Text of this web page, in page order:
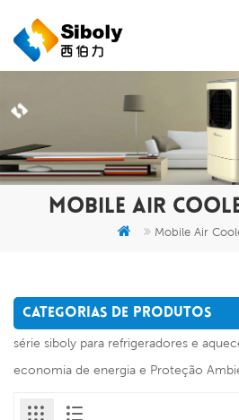
MOBILE AIR
Mobile Air
CATEGORIAS DE PRODUTOS
série siboly para refrigeradores e
economia de energia e Proteção